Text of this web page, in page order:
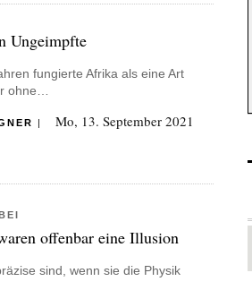
Ungeimpfte
fungierte Afrika als eine Art
ohne…
| Mo, 13. September 2021
offenbar eine Illusion
sind, wenn sie die Physik